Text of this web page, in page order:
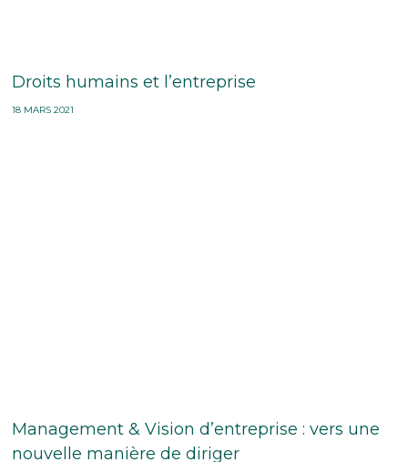
Droits humains et l’entreprise
18 MARS 2021
Management & Vision d’entreprise : vers une
nouvelle manière de diriger